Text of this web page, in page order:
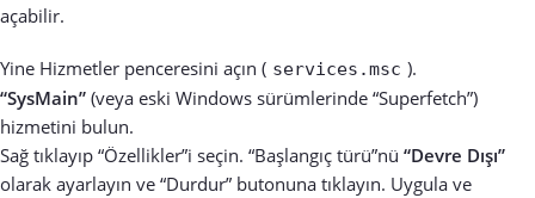
açabilir.
Yine Hizmetler penceresini açın ( services.msc ).
“SysMain” (veya eski Windows sürümlerinde “Superfetch”)
hizmetini bulun.
Sağ tıklayıp “Özellikler”i seçin. “Başlangıç türü”nü “Devre Dışı”
olarak ayarlayın ve “Durdur” butonuna tıklayın. Uygula ve